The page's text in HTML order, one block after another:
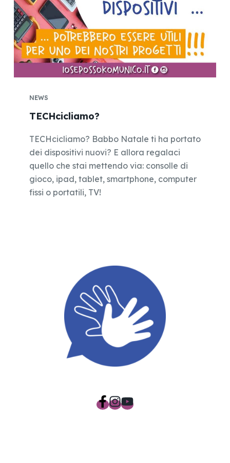
NEWS
TECHcicliamo?
TECHcicliamo? Babbo Natale ti ha portato
dei dispositivi nuovi? E allora regalaci
quello che stai mettendo via: consolle di
gioco, ipad, tablet, smartphone, computer
fissi o portatili, TV!